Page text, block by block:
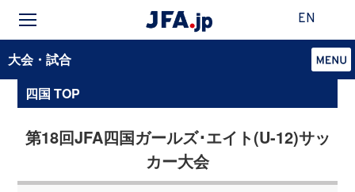
EN
大会・試合
四国 TOP
第18回JFA四国ガールズ･エイト(U-12)サッ
カー大会